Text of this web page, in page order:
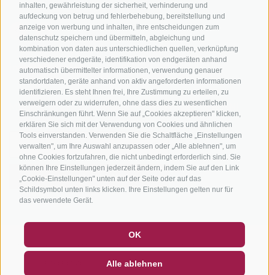
inhalten, gewährleistung der sicherheit, verhinderung und
aufdeckung von betrug und fehlerbehebung, bereitstellung und
anzeige von werbung und inhalten, ihre entscheidungen zum
datenschutz speichern und übermitteln, abgleichung und
kombination von daten aus unterschiedlichen quellen, verknüpfung
verschiedener endgeräte, identifikation von endgeräten anhand
automatisch übermittelter informationen, verwendung genauer
standortdaten, geräte anhand von aktiv angeforderten informationen
identifizieren. Es steht Ihnen frei, Ihre Zustimmung zu erteilen, zu
verweigern oder zu widerrufen, ohne dass dies zu wesentlichen
Einschränkungen führt. Wenn Sie auf „Cookies akzeptieren" klicken,
erklären Sie sich mit der Verwendung von Cookies und ähnlichen
Tools einverstanden. Verwenden Sie die Schaltfläche „Einstellungen
verwalten", um Ihre Auswahl anzupassen oder „Alle ablehnen", um
ohne Cookies fortzufahren, die nicht unbedingt erforderlich sind. Sie
können Ihre Einstellungen jederzeit ändern, indem Sie auf den Link
„Cookie-Einstellungen" unten auf der Seite oder auf das
Schildsymbol unten links klicken. Ihre Einstellungen gelten nur für
das verwendete Gerät.
OK
Alle ablehnen
NEWSLETTER
SOCIAL WALL WETTER
info@bikehotels.it
MELDE DICH ZU UNSEREM NEWSLETTER AN!
JETZT ANMELDEN
IMPRESSUM